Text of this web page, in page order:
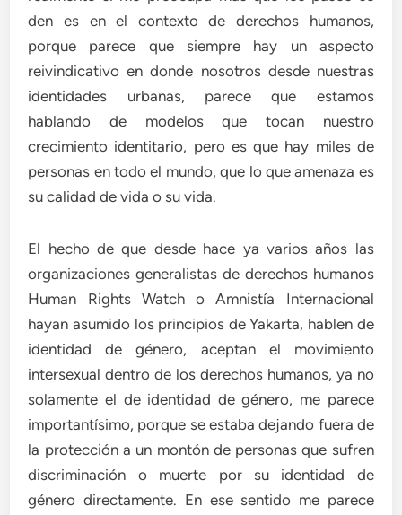
den es en el contexto de derechos humanos,
porque parece que siempre hay un aspecto
reivindicativo en donde nosotros desde nuestras
identidades urbanas, parece que estamos
hablando de modelos que tocan nuestro
crecimiento identitario, pero es que hay miles de
personas en todo el mundo, que lo que amenaza es
su calidad de vida o su vida.
El hecho de que desde hace ya varios años las
organizaciones generalistas de derechos humanos
Human Rights Watch o Amnistía Internacional
hayan asumido los principios de Yakarta, hablen de
identidad de género, aceptan el movimiento
intersexual dentro de los derechos humanos, ya no
solamente el de identidad de género, me parece
importantísimo, porque se estaba dejando fuera de
la protección a un montón de personas que sufren
discriminación o muerte por su identidad de
género directamente. En ese sentido me parece